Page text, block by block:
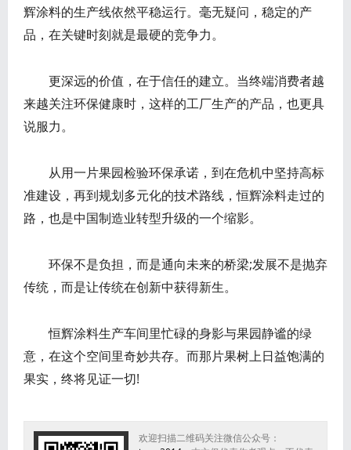
辉涂料的生产线依然平稳运行。毫无疑问，稳定的产
品，在关键时刻就是最硬的竞争力。
更深远的价值，在于信任的建立。当终端消费者越
来越关注环保健康时，这样的工厂生产的产品，也更具
说服力。
从用一片果园检验环保承诺，到在危机中坚持高标
准建设，再到规划多元化的技术路线，恒辉涂料走过的
路，也是中国制造业转型升级的一个缩影。
环保不是负担，而是通向未来的桥梁;发展不是抛弃
传统，而是让传统在创新中获得新生。
恒辉涂料生产车间里忙碌的身影与果园静谧的绿
意，在这个空间里奇妙共存。而那片果树上日益饱满的
果实，终将见证一切!
欢迎扫描二维码关注微信公众号：